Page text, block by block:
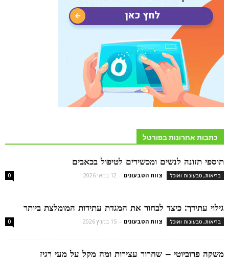
כתבות אחרונות בפורטל
תוספי תזונה לנשים ומכשירים לטיפול בכאבים
בריאות, טבעונות ואוכל צוות הטבעונים - 12 במאי 2026 0
גילוי עתידך: כיצד לבחור את המגדת עתידות המומלצת ביותר
בריאות, טבעונות ואוכל צוות הטבעונים - 15 במרץ 2026 0
משקה פרוביוטי – שחרור עצירות ומה מקל על מעי רגיז